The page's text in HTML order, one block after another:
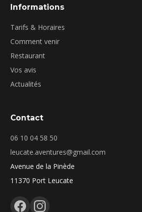
Informations
Tarifs & Horaires
Comment venir
Restaurant
Vos avis
Actualités
Contact
06 10 04 58 50
leucate.aventures@gmail.com
Avenue de la Pinède
11370 Port Leucate